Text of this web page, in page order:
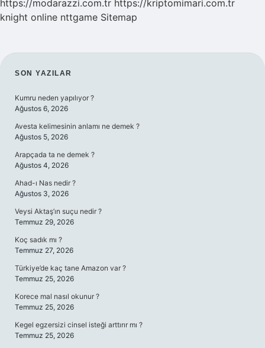
https://modarazzi.com.tr https://kriptomimari.com.tr
knight online nttgame Sitemap
SIDEBAR
SON YAZILAR
Kumru neden yapılıyor ?
Ağustos 6, 2026
Avesta kelimesinin anlamı ne demek ?
Ağustos 5, 2026
Arapçada ta ne demek ?
Ağustos 4, 2026
Ahad-ı Nas nedir ?
Ağustos 3, 2026
Veysi Aktaş’ın suçu nedir ?
Temmuz 29, 2026
Koç sadık mı ?
Temmuz 27, 2026
Türkiye’de kaç tane Amazon var ?
Temmuz 25, 2026
Korece mal nasıl okunur ?
Temmuz 25, 2026
Kegel egzersizi cinsel isteği arttırır mı ?
Temmuz 25, 2026